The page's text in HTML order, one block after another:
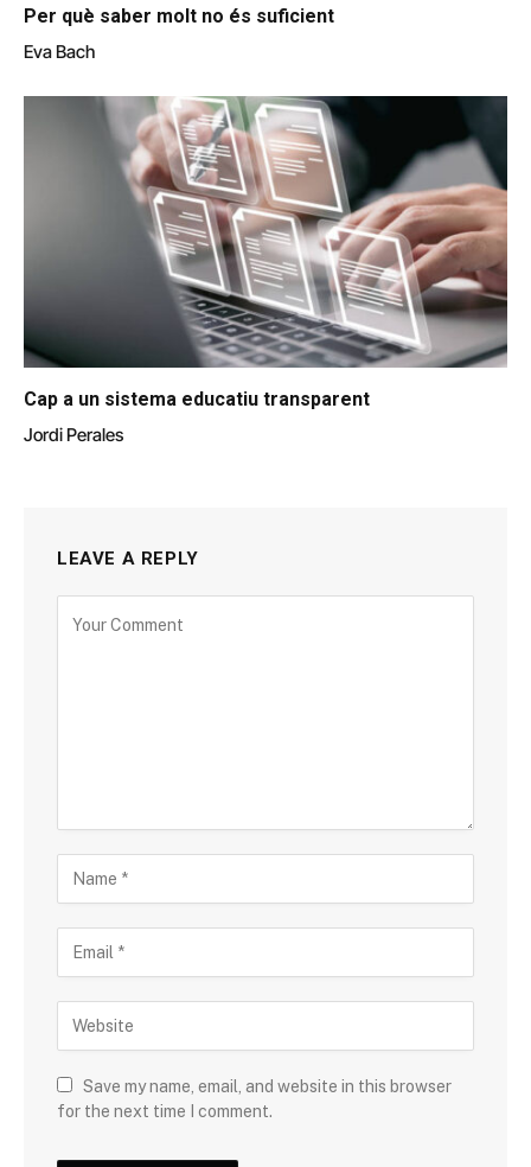
Per què saber molt no és suficient
Eva Bach
Cap a un sistema educatiu transparent
Jordi Perales
LEAVE A REPLY
Save my name, email, and website in this browser
for the next time I comment.